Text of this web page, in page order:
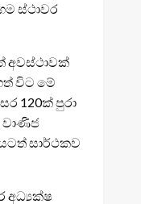
ස්ථාවර
අවස්ථාවක්
විට මේ
120ක් පුරා
වාණිජ
සාර්ථකව
අධ්‍යක්ෂ